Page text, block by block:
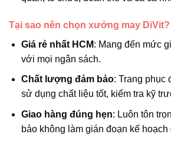
Tại sao nên chọn xưởng may DiVit?
Giá rẻ nhất HCM: Mang đến mức
với mọi ngân sách.
Chất lượng đảm bảo: Trang phục
sử dụng chất liệu tốt, kiểm tra kỹ
Giao hàng đúng hẹn: Luôn tôn
bảo không làm gián đoạn kế hoạch